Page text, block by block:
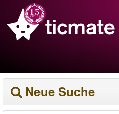
Neue Suche